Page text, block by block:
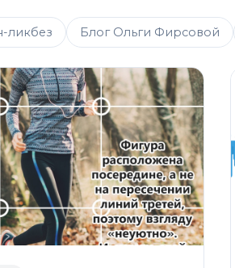
ликбез Блог Ольги Фирсовой